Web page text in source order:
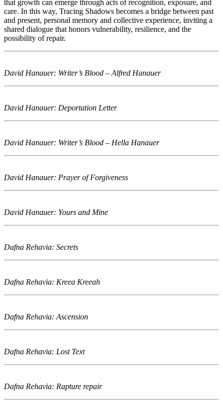
that growth can emerge through acts of recognition, exposure, and
care. In this way, Tracing Shadows becomes a bridge between past
and present, personal memory and collective experience, inviting a
shared dialogue that honors vulnerability, resilience, and the
possibility of repair.
David Hanauer: Writer’s Blood – Alfred Hanauer
David Hanauer: Deportation Letter
David Hanauer: Writer’s Blood – Hella Hanauer
David Hanauer: Prayer of Forgiveness
David Hanauer: Yours and Mine
Dafna Rehavia: Secrets
Dafna Rehavia: Kreea Kreeah
Dafna Rehavia: Ascension
Dafna Rehavia: Lost Text
Dafna Rehavia: Rapture repair